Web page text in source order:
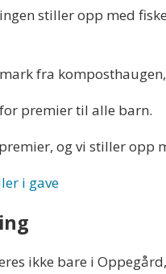
stiller opp med
fra
for premier til alle barn.
og vi stiller
i gave
ikke bare i